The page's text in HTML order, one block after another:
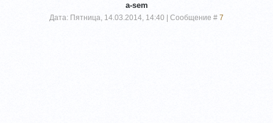
a-sem
Дата: Пятница, 14.03.2014, 14:40 | Сообщение # 7